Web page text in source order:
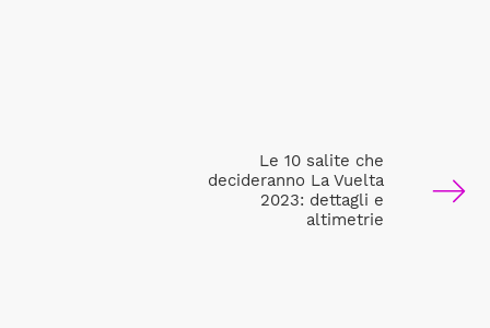
Le 10 salite che
decideranno La Vuelta
2023: dettagli e
altimetrie